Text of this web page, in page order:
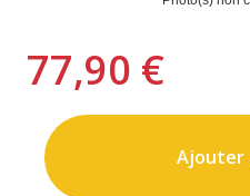
77,90 €
Ajouter